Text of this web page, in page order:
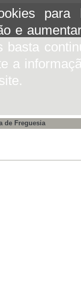
para
e
basta
a
de Freguesia